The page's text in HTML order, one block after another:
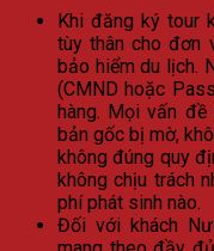
Khi đăng ký tour
tùy thân cho đơn
bảo hiểm du lịch.
(CMND hoặc
hàng. Mọi vấn
bản gốc bị mờ,
không đúng quy
không chịu trách
phí phát sinh nào.
Đối với khách